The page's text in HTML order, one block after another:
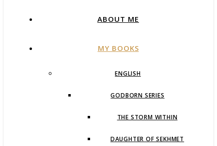
ABOUT ME
MY BOOKS
ENGLISH
GODBORN SERIES
THE STORM WITHIN
DAUGHTER OF SEKHMET